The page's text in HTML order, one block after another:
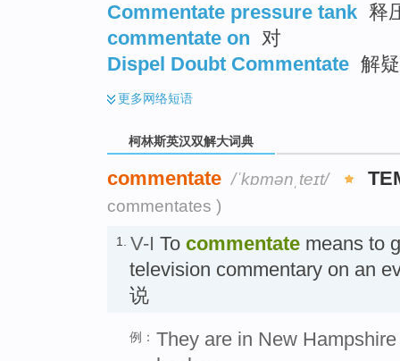
Commentate pressure tank 释
commentate on 对
Dispel Doubt Commentate 解
更多网络短语
柯林斯英汉双解大词典
commentate /ˈkɒmənˌteɪt/
commentates )
1. V-I To commentate means to
television commentary on an
说
例： They are in New